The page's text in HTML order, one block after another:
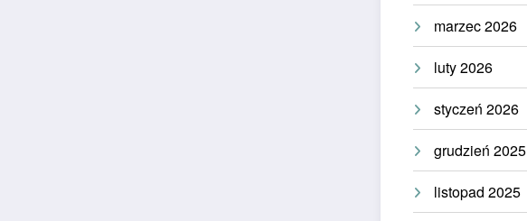
marzec 2026
luty 2026
styczeń 2026
grudzień 2025
listopad 2025